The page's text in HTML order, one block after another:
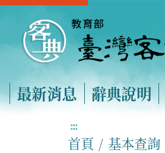
最新消息 辭典說明
:::
首頁 基本查詢